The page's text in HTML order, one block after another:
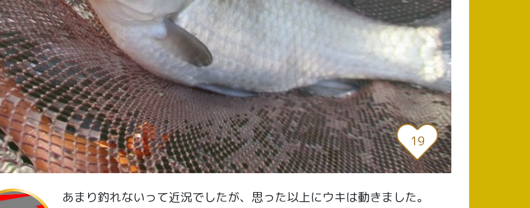
19
あまり釣れないって近況でしたが、思った以上にウキは動きました。